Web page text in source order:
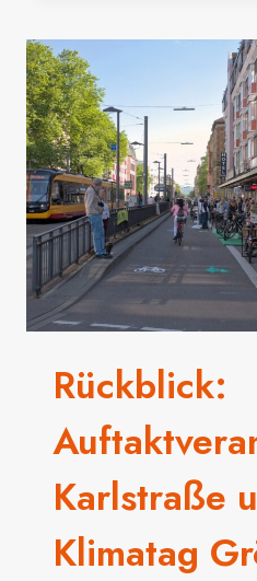
Rückblick:
Karlstraße
Klimatag